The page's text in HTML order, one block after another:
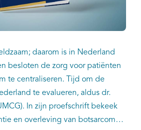
daarom is in Nederland
besloten de zorg voor patiënten
te centraliseren. Tijd om de
te evalueren, aldus dr.
In zijn proefschrift bekeek
en overleving van botsarcomen